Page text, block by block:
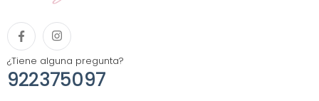
¿Tiene alguna pregunta?
922375097